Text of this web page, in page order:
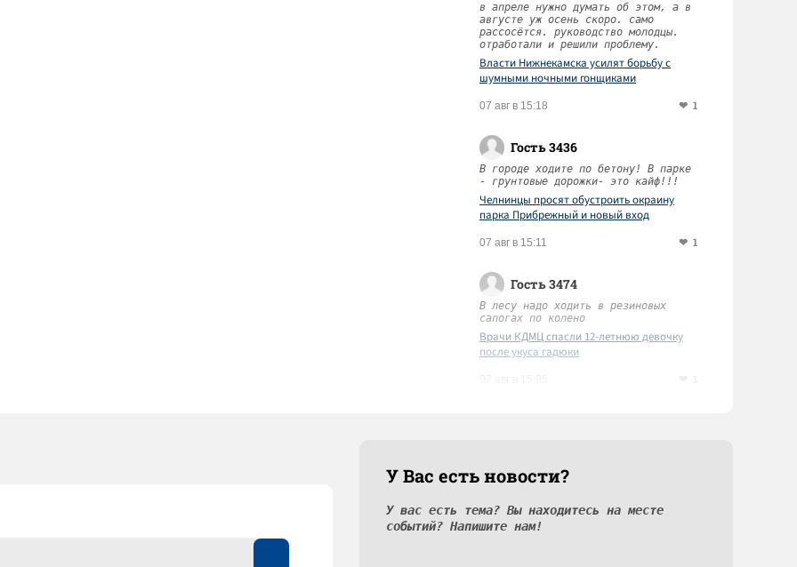
в апреле нужно думать об этом, а в
августе уж осень скоро. само
рассосётся. руководство молодцы.
отработали и решили проблему.
Власти Нижнекамска усилят борьбу с
шумными ночными гонщиками
07 авг в 15:18 1
Гость 3436
В городе ходите по бетону! В парке
- грунтовые дорожки- это кайф!!!
Челнинцы просят обустроить окраину
парка Прибрежный и новый вход
07 авг в 15:11 1
Гость 3474
В лесу надо ходить в резиновых
сапогах по колено
Врачи КДМЦ спасли 12-летнюю девочку
после укуса гадюки
У Вас есть новости?
У вас есть тема? Вы находитесь на месте
событий? Напишите нам!